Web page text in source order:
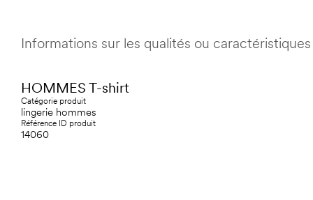
Informations sur les qualités ou
HOMMES T-shirt
Catégorie produit
lingerie hommes
Référence ID produit
14060